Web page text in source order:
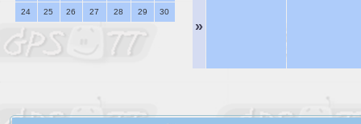
24 25 26 27 28 29 30
»